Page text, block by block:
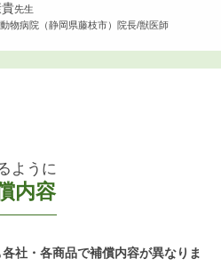
先生
物病院（静岡県藤枝市）院長/獣医師
ように
内容
各社・各商品で補償内容が異なりま